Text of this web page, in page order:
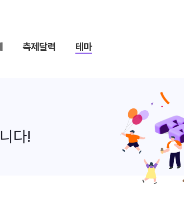
축제달력 테마
다!